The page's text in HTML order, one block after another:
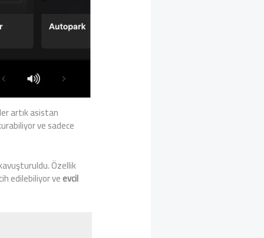
artık asistan
ve sadece
Özellik
edilebiliyor veevcil